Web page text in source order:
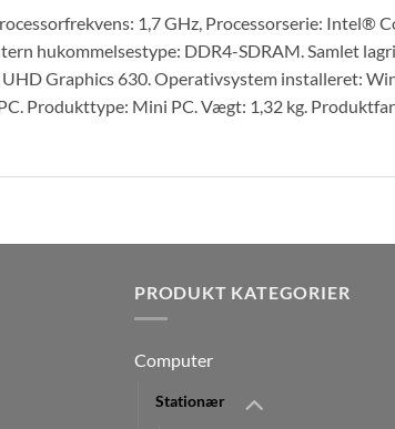
1,7 GHz, Processorserie: Intel®
hukommelsestype: DDR4-SDRAM. Samlet
Graphics 630. Operativsystem installeret:
Produkttype: Mini PC. Vægt: 1,32 kg.
PRODUKT KATEGORIER
Computer
Stationær